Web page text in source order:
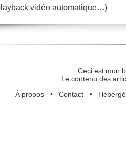
vidéo automatique…)
Ceci est mon
Le contenu des
À propos• Contact•